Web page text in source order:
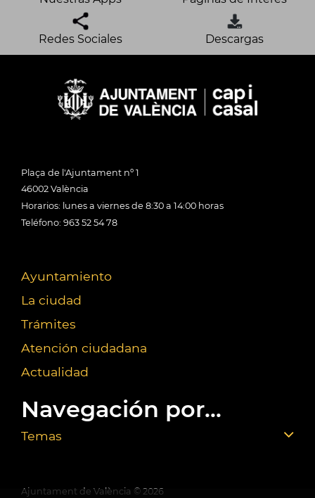
Redes Sociales Descargas
Plaça de l'Ajuntament nº 1
46002 València
Horarios: lunes a viernes de 8:30 a 14:00 horas
Teléfono: 963 52 54 78
Ayuntamiento
La ciudad
Trámites
Atención ciudadana
Actualidad
Navegación por...
Temas
Ajuntament de València © 2026